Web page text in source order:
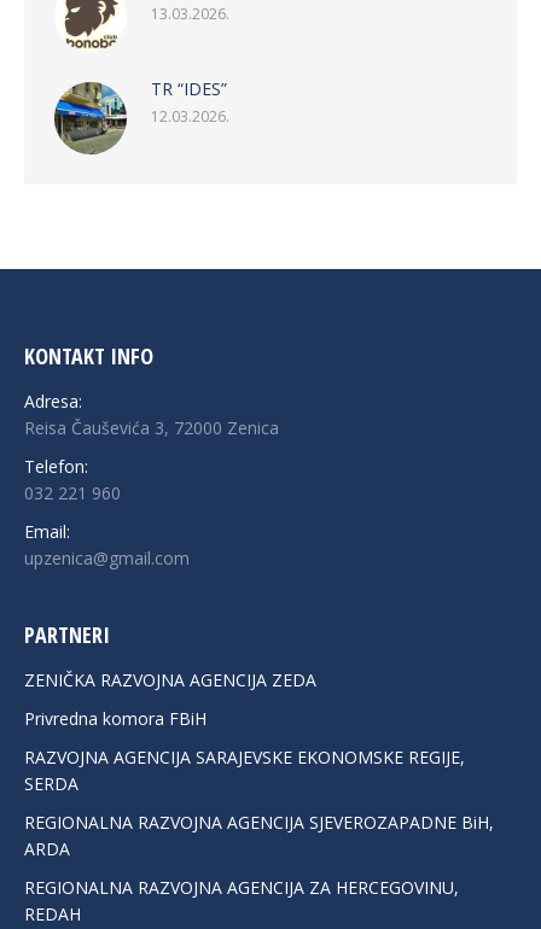
13.03.2026.
TR “IDES”
12.03.2026.
KONTAKT INFO
Adresa:
Reisa Čauševića 3, 72000 Zenica
Telefon:
032 221 960
Email:
upzenica@gmail.com
PARTNERI
ZENIČKA RAZVOJNA AGENCIJA ZEDA
Privredna komora FBiH
RAZVOJNA AGENCIJA SARAJEVSKE EKONOMSKE REGIJE,
SERDA
REGIONALNA RAZVOJNA AGENCIJA SJEVEROZAPADNE BiH,
ARDA
REGIONALNA RAZVOJNA AGENCIJA ZA HERCEGOVINU,
REDAH